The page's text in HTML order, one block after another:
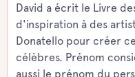
David a écrit le Livre
d'inspiration à des
Donatello pour créer
célèbres. Prénom
aussi le prénom du